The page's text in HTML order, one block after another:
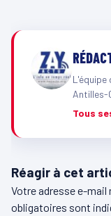
Antilles-
Tous
Réagir à cet
Votre adresse e-mail
obligatoires sont